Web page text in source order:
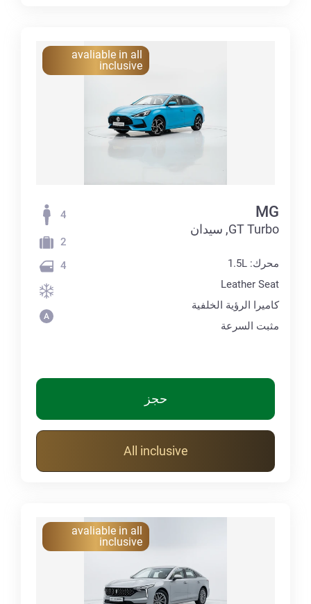
avaliable in all
inclusive
MG
GT Turbo, سيدان
محرك: 1.5L
Leather Seat
كاميرا الرؤية الخلفية
مثبت السرعة
4
2
4
حجز
All inclusive
avaliable in all
inclusive